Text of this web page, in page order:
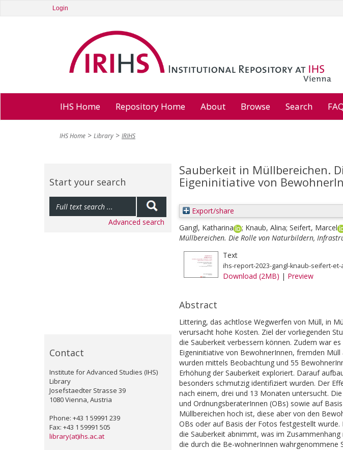
Login
IHS Home Repository Home About Browse Search
IHS Home Library IRIHS
Start your search
Advanced search
Contact
Institute for Advanced Studies (IHS)
Library
Josefstaedter Strasse 39
1080 Vienna, Austria
Phone: +43 1 59991 239
Fax: +43 1 59991 505
library(at)ihs.ac.at
Sauberkeit in Müllbereichen.
Eigeninitiative von
Export/share
Gangl, Katharina
; Knaub, Alina; Seifert, Marcel
Müllbereichen. Die Rolle von Naturbildern,
Text
ihs-report-2023-gangl-knaub-seifert-
Download (2MB) | Preview
Abstract
Littering, das achtlose Wegwerfen von Müll, in
verursacht hohe Kosten. Ziel der vorliegenden
die Sauberkeit verbessern können. Zudem war
Eigeninitiative von BewohnerInnen, fremden
wurden mittels Beobachtung und 55
Erhöhung der Sauberkeit exploriert. Darauf
besonders schmutzig identifiziert wurden. Der
nach einem, drei und 13 Monaten untersucht.
und OrdnungsberaterInnen (OBs) sowie auf
Müllbereichen hoch ist, diese aber von den
OBs oder auf Basis der Fotos festgestellt
die Sauberkeit abnimmt, was im
die durch die Be-wohnerInnen wahrgenommene